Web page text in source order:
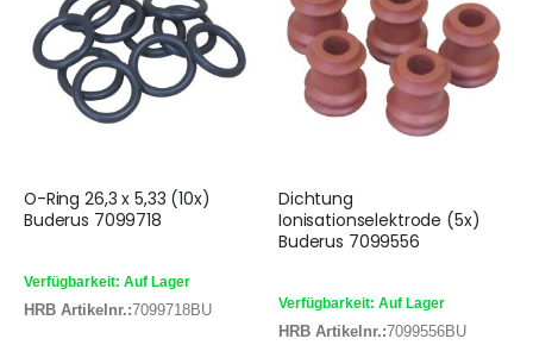
O-Ring 26,3 x 5,33 (10x)
Buderus 7099718
Verfügbarkeit: Auf Lager
HRB Artikelnr.:7099718BU
Dichtung
Ionisationselektrode (5x)
Buderus 7099556
Verfügbarkeit: Auf Lager
HRB Artikelnr.:7099556BU